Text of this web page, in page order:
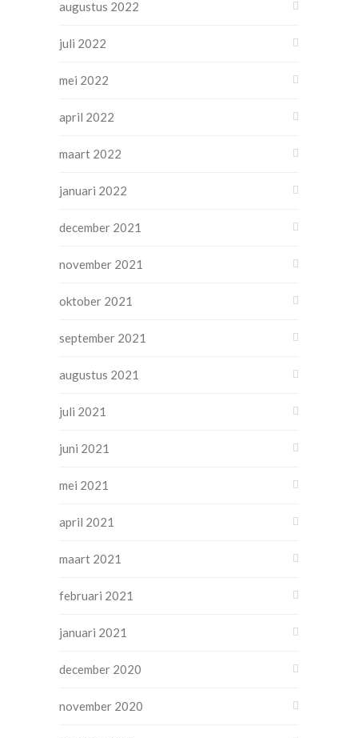
augustus 2022
juli 2022
mei 2022
april 2022
maart 2022
januari 2022
december 2021
november 2021
oktober 2021
september 2021
augustus 2021
juli 2021
juni 2021
mei 2021
april 2021
maart 2021
februari 2021
januari 2021
december 2020
november 2020